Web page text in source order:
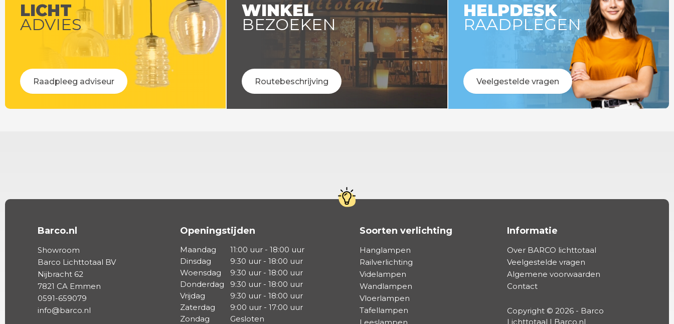
LICHT
ADVIES
Raadpleeg adviseur
WINKEL
BEZOEKEN
Routebeschrijving
HELPDESK
RAADPLEGEN
Veelgestelde vragen
Barco.nl
Showroom
Barco Lichttotaal BV
Nijbracht 62
7821 CA Emmen
0591-659079
info@barco.nl
Openingstijden
Maandag
11:00 uur - 18:00 uur
Dinsdag
9:30 uur - 18:00 uur
Woensdag
9:30 uur - 18:00 uur
Donderdag
9:30 uur - 18:00 uur
Vrijdag
9:30 uur - 18:00 uur
Zaterdag
9:00 uur - 17:00 uur
Zondag
Gesloten
Soorten verlichting
Hanglampen
Railverlichting
Videlampen
Wandlampen
Vloerlampen
Tafellampen
Informatie
Over BARCO lichttotaal
Veelgestelde vragen
Algemene voorwaarden
Contact
Copyright © 2026 - Barco
Lichttotaal | Barco.nl